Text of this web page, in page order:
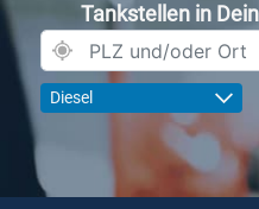
Tankstellen in
Diesel